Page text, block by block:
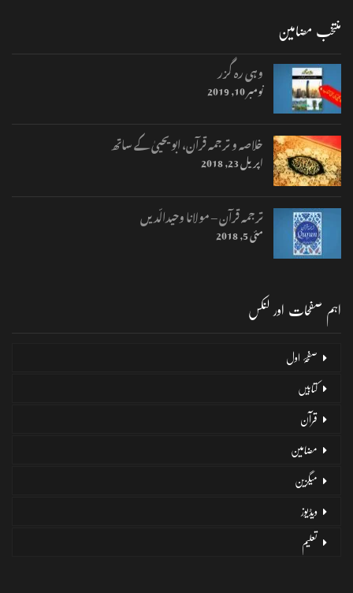
منتخب مضامین
وہی رہ گزر
نومبر 10, 2019
خلاصہ و ترجمہ قرآن، ابو یحییٰ کے ساتھ
اپریل 23, 2018
ترجمہ قرآن – مولانا وحیدالّدیں
مئی 5, 2018
اہم صفحات اور لنکس
صفحۂ اول
کتابیں
قرآن
مضامین
میگزین
ویڈیوز
تعلیم